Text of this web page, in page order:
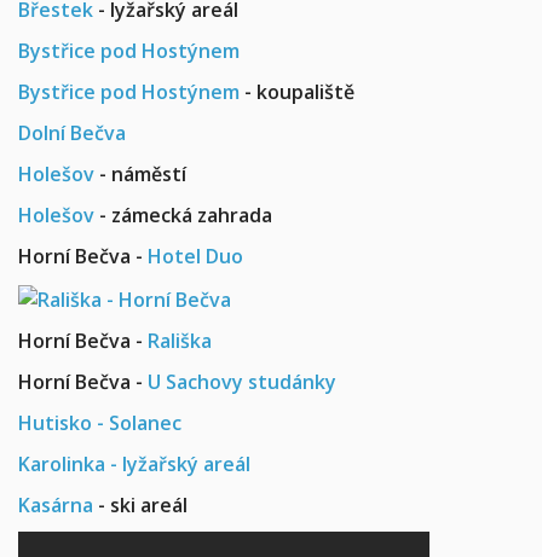
Břestek - lyžařský areál
Bystřice pod Hostýnem
Bystřice pod Hostýnem - koupaliště
Dolní Bečva
Holešov - náměstí
Holešov - zámecká zahrada
Horní Bečva - Hotel Duo
Horní Bečva - Rališka
Horní Bečva - U Sachovy studánky
Hutisko - Solanec
Karolinka - lyžařský areál
Kasárna - ski areál